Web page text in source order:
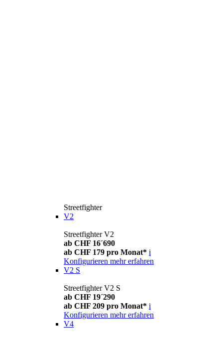
Streetfighter
V2
Streetfighter V2
ab CHF 16´690
ab CHF 179 pro Monat* i
Konfigurieren mehr erfahren
V2 S
Streetfighter V2 S
ab CHF 19´290
ab CHF 209 pro Monat* i
Konfigurieren mehr erfahren
V4